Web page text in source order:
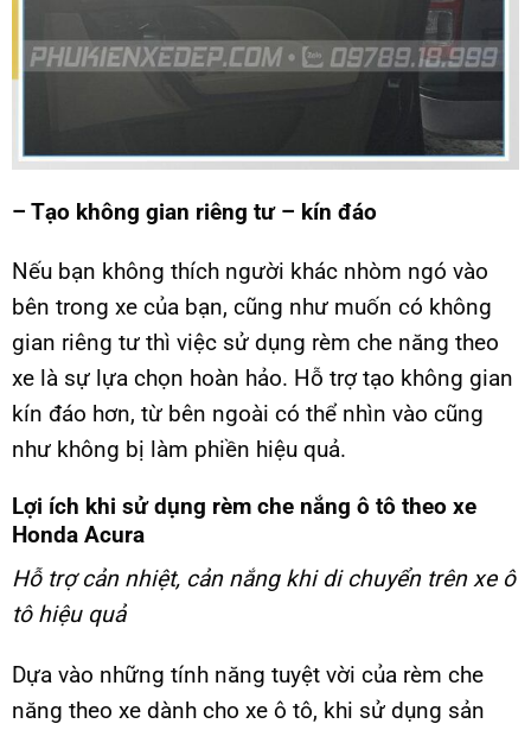
– Tạo không gian riêng tư – kín đáo
Nếu bạn không thích người khác nhòm ngó vào
bên trong xe của bạn, cũng như muốn có không
gian riêng tư thì việc sử dụng rèm che năng theo
xe là sự lựa chọn hoàn hảo. Hỗ trợ tạo không gian
kín đáo hơn, từ bên ngoài có thể nhìn vào cũng
như không bị làm phiền hiệu quả.
Lợi ích khi sử dụng rèm che nắng ô tô theo xe
Honda Acura
Hỗ trợ cản nhiệt, cản nắng khi di chuyển trên xe ô
tô hiệu quả
Dựa vào những tính năng tuyệt vời của rèm che
năng theo xe dành cho xe ô tô, khi sử dụng sản